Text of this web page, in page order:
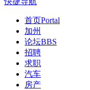
首页Portal
加州
论坛BBS
招聘
求职
汽车
房产